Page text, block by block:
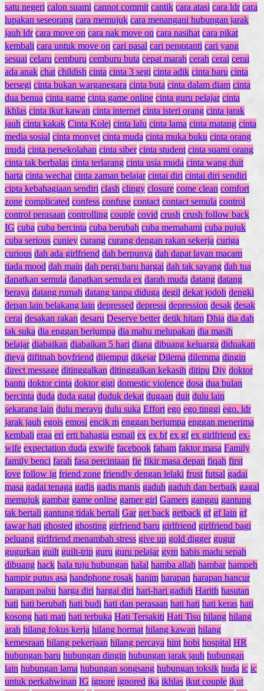
satu negeri calon suami cannot commit cantik cara atasi cara ldr cara
lupakan seseorang cara memujuk cara menangani hubungan jarak
jauh ldr cara move on cara nak move on cara nasihat cara pikat
kembali cara untuk move on cari pasal cari pengganti cari yang
sesuai celaru cemburu cemburu buta cepat marah cerah cerai cerai
ada anak chat childish cinta cinta 3 segi cinta adik cinta baru cinta
bersegi cinta bukan warganegara cinta buta cinta dalam diam cinta
dua benua cinta game cinta game online cinta guru pelajar cinta
ikhlas cinta ikut kawan cinta internet cinta isteri orang cinta jarak
jauh cinta kakak Cinta Kolej cinta lalu cinta lama cinta matang cinta
media sosial cinta monyet cinta muda cinta muka buku cinta orang
muda cinta persekolahan cinta siber cinta student cinta suami orang
cinta tak berbalas cinta terlarang cinta usia muda cinta wang duit
harta cinta wechat cinta zaman belajar cintai diri cintai diri sendiri
cipta kebahagiaan sendiri clash clingy closure come clean comfort
zone complicated confess confuse contact contact semula control
control perasaan controlling couple covid crush crush follow back
IG cuba cuba bercinta cuba berubah cuba memahami cuba pujuk
cuba serious cuniey curang curang dengan rakan sekerja curiga
curious dah ada girlfriend dah berpunya dah dapat layan macam
tiada mood dah main dah pergi baru hargai dah tak sayang dah tua
dapatkan semula dapatkan semula ex darah muda datang datang
beraya datang rumah datang tanpa diduga degil dekat jodoh dengki
depan lain belakang lain depressed depressi depression desak desak
cerai desakan rakan desaru Deserve better detik hitam Dhia dia dah
tak suka dia enggan berjumpa dia mahu melupakan dia masih
belajar diabaikan diabaikan 5 hari diana dibuang keluarga diduakan
dieya difitnah boyfriend dijemput dikejar Dilema dilemma dingin
direct message ditinggalkan ditinggalkan kekasih ditipu Diy doktor
bantu doktor cinta doktor gigi domestic violence dosa dua bulan
bercinta duda duda gatal duduk dekat dugaan duit dulu lain
sekarang lain dulu merayu dulu suka Effort ego ego tinggi ego. ldr
jarak jauh egois emosi encik m enggan berjumpa enggan menerima
kembali eraa eri erti bahagia esmail ex ex bf ex gf ex girlfriend ex-
wife expectation duda exwife facebook faham faktor masa Family
family benci farah fasa percintaan fie fikir masa depan fiqah first
love follow ig friend zone friendly dengan lelaki frust futsal gadai
masa gadai tenaga gadis gadis manis gaduh gaduh dan berbaik gagal
memujuk gambar game online gamer girl Gamers ganggu gantung
tak bertali gantung tidak bertali Gar get back getback gf gf lain gf
tawar hati ghosted ghosting girfriend baru girlfriend girlfriend bagi
peluang girlfriend menambah stress give up gold digger gugur
gugurkan guilt guilt-trip guru guru pelajar gym habis madu sepah
dibuang hack hala tuju hubungan halal hamba allah hambar hampeh
hampir putus asa handphone rosak hanim harapan harapan hancur
harapan palsu harga diri hargai diri hari-hari gaduh Harith hasutan
hati hati berubah hati budi hati dan perasaan hati hati hati keras hati
kosong hati mati hati terbuka Hati Tersakiti Hati Tisu hilang hilang
arah hilang fokus kerja hilang hormat hilang kawan hilang
kemesraan hilang pekerjaan hilang percaya hint hobi hospital HR
hubungan baru hubungan dingin hubungan jarak jauh hubungan
lain hubungan lama hubungan songsang hubungan toksik huda ic ic
untuk perkahwinan IG ignore ignored ika ikhlas ikut couple ikut